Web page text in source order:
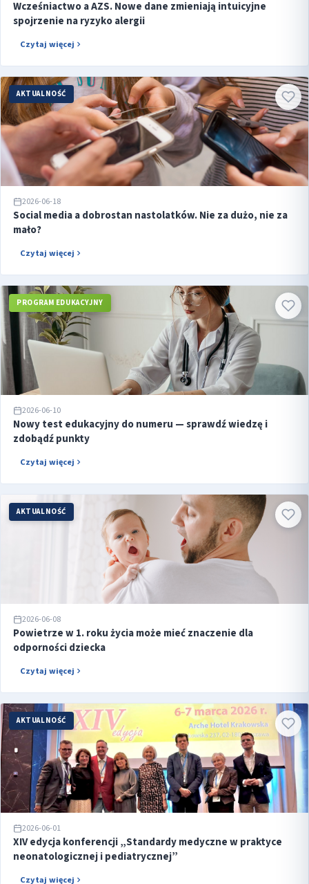
Wcześniactwo a AZS. Nowe dane zmieniają intuicyjne
spojrzenie na ryzyko alergii
Czytaj więcej
AKTUALNOŚĆ
2026-06-18
Social media a dobrostan nastolatków. Nie za dużo, nie za
mało?
Czytaj więcej
PROGRAM EDUKACYJNY
2026-06-10
Nowy test edukacyjny do numeru — sprawdź wiedzę i
zdobądź punkty
Czytaj więcej
AKTUALNOŚĆ
2026-06-08
Powietrze w 1. roku życia może mieć znaczenie dla
odporności dziecka
Czytaj więcej
AKTUALNOŚĆ
2026-06-01
XIV edycja konferencji „Standardy medyczne w praktyce
neonatologicznej i pediatrycznej”
Czytaj więcej